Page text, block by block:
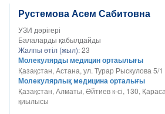
Рустемова Асем Сабитовна
УЗИ дәрігері
Балаларды қабылдайды
Жалпы өтіл (жыл):23
Молекулярды медицин ортаылығы
Қазақстан, Астана, ул. Турар Рыскулова 5/1
Молекулярлық медицина орталығы
Қазақстан, Алматы, Әйтиев к-сі, 130,
қиылысы